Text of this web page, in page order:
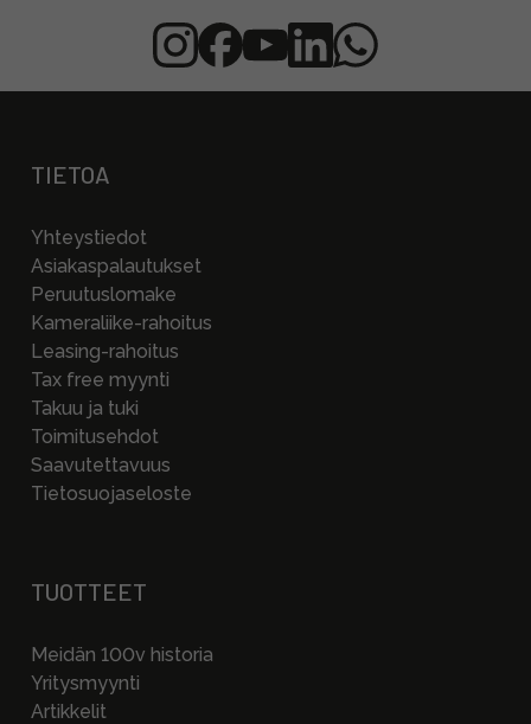
TIETOA
Yhteystiedot
Asiakaspalautukset
Peruutuslomake
Kameraliike-rahoitus
Leasing-rahoitus
Tax free myynti
Takuu ja tuki
Toimitusehdot
Saavutettavuus
Tietosuojaseloste
TUOTTEET
Meidän 100v historia
Yritysmyynti
Artikkelit